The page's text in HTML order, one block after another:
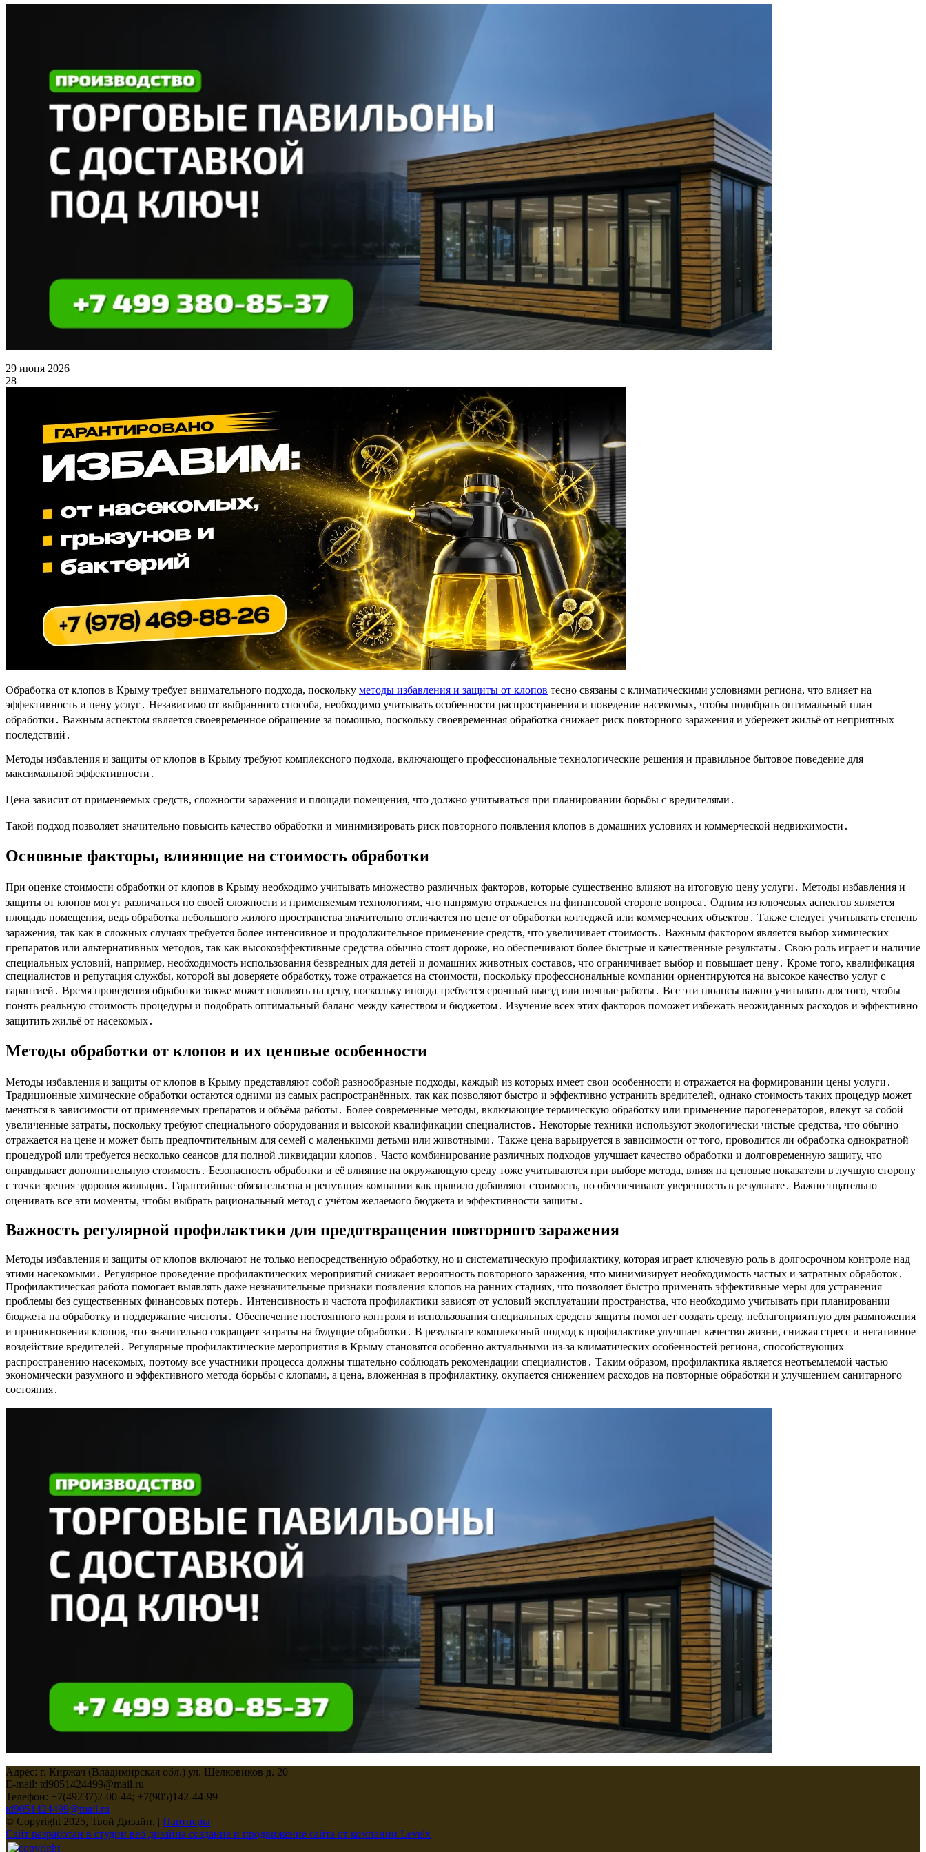
29 июня 2026
28
Обработка от клопов в Крыму требует внимательного подхода, поскольку методы избавления и защиты от клопов тесно связаны с климатическими условиями региона, что влияет на
эффективность и цену услуг․ Независимо от выбранного способа, необходимо учитывать особенности распространения и поведение насекомых, чтобы подобрать оптимальный план
обработки․ Важным аспектом является своевременное обращение за помощью, поскольку своевременная обработка снижает риск повторного заражения и убережет жильё от неприятных
последствий․
Методы избавления и защиты от клопов в Крыму требуют комплексного подхода, включающего профессиональные технологические решения и правильное бытовое поведение для
максимальной эффективности․
Цена зависит от применяемых средств, сложности заражения и площади помещения, что должно учитываться при планировании борьбы с вредителями․
Такой подход позволяет значительно повысить качество обработки и минимизировать риск повторного появления клопов в домашних условиях и коммерческой недвижимости․
Основные факторы, влияющие на стоимость обработки
При оценке стоимости обработки от клопов в Крыму необходимо учитывать множество различных факторов, которые существенно влияют на итоговую цену услуги․ Методы избавления и
защиты от клопов могут различаться по своей сложности и применяемым технологиям, что напрямую отражается на финансовой стороне вопроса․ Одним из ключевых аспектов является
площадь помещения, ведь обработка небольшого жилого пространства значительно отличается по цене от обработки коттеджей или коммерческих объектов․ Также следует учитывать степень
заражения, так как в сложных случаях требуется более интенсивное и продолжительное применение средств, что увеличивает стоимость․ Важным фактором является выбор химических
препаратов или альтернативных методов, так как высокоэффективные средства обычно стоят дороже, но обеспечивают более быстрые и качественные результаты․ Свою роль играет и наличие
специальных условий, например, необходимость использования безвредных для детей и домашних животных составов, что ограничивает выбор и повышает цену․ Кроме того, квалификация
специалистов и репутация службы, которой вы доверяете обработку, тоже отражается на стоимости, поскольку профессиональные компании ориентируются на высокое качество услуг с
гарантией․ Время проведения обработки также может повлиять на цену, поскольку иногда требуется срочный выезд или ночные работы․ Все эти нюансы важно учитывать для того, чтобы
понять реальную стоимость процедуры и подобрать оптимальный баланс между качеством и бюджетом․ Изучение всех этих факторов поможет избежать неожиданных расходов и эффективно
защитить жильё от насекомых․
Методы обработки от клопов и их ценовые особенности
Методы избавления и защиты от клопов в Крыму представляют собой разнообразные подходы, каждый из которых имеет свои особенности и отражается на формировании цены услуги․
Традиционные химические обработки остаются одними из самых распространённых, так как позволяют быстро и эффективно устранить вредителей, однако стоимость таких процедур может
меняться в зависимости от применяемых препаратов и объёма работы․ Более современные методы, включающие термическую обработку или применение парогенераторов, влекут за собой
увеличенные затраты, поскольку требуют специального оборудования и высокой квалификации специалистов․ Некоторые техники используют экологически чистые средства, что обычно
отражается на цене и может быть предпочтительным для семей с маленькими детьми или животными․ Также цена варьируется в зависимости от того, проводится ли обработка однократной
процедурой или требуется несколько сеансов для полной ликвидации клопов․ Часто комбинирование различных подходов улучшает качество обработки и долговременную защиту, что
оправдывает дополнительную стоимость․ Безопасность обработки и её влияние на окружающую среду тоже учитываются при выборе метода, влияя на ценовые показатели в лучшую сторону
с точки зрения здоровья жильцов․ Гарантийные обязательства и репутация компании как правило добавляют стоимость, но обеспечивают уверенность в результате․ Важно тщательно
оценивать все эти моменты, чтобы выбрать рациональный метод с учётом желаемого бюджета и эффективности защиты․
Важность регулярной профилактики для предотвращения повторного заражения
Методы избавления и защиты от клопов включают не только непосредственную обработку, но и систематическую профилактику, которая играет ключевую роль в долгосрочном контроле над
этими насекомыми․ Регулярное проведение профилактических мероприятий снижает вероятность повторного заражения, что минимизирует необходимость частых и затратных обработок․
Профилактическая работа помогает выявлять даже незначительные признаки появления клопов на ранних стадиях, что позволяет быстро применять эффективные меры для устранения
проблемы без существенных финансовых потерь․ Интенсивность и частота профилактики зависят от условий эксплуатации пространства, что необходимо учитывать при планировании
бюджета на обработку и поддержание чистоты․ Обеспечение постоянного контроля и использования специальных средств защиты помогает создать среду, неблагоприятную для размножения
и проникновения клопов, что значительно сокращает затраты на будущие обработки․ В результате комплексный подход к профилактике улучшает качество жизни, снижая стресс и негативное
воздействие вредителей․ Регулярные профилактические мероприятия в Крыму становятся особенно актуальными из-за климатических особенностей региона, способствующих
распространению насекомых, поэтому все участники процесса должны тщательно соблюдать рекомендации специалистов․ Таким образом, профилактика является неотъемлемой частью
экономически разумного и эффективного метода борьбы с клопами, а цена, вложенная в профилактику, окупается снижением расходов на повторные обработки и улучшением санитарного
состояния․
Адрес: г. Киржач (Владимирская обл.) ул. Шелковиков д. 20
E-mail: td9051424499@mail.ru
Телефон: +7(49237)2-00-44; +7(905)142-44-99
td9051424499@mail.ru
© Copyright 2025, Твой Дизайн. | Партнеры
Сайт разработан в студии веб дизайна создание и продвижение сайта от компании Levelx